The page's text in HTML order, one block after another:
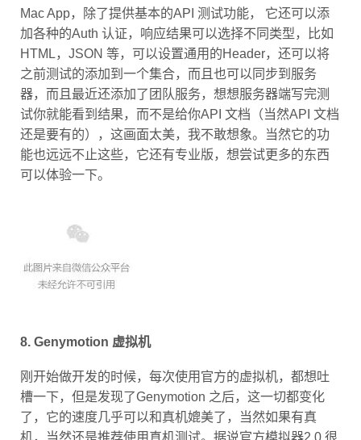
Mac App，除了提供基本的API 测试功能， 它还可以添
加各种的Auth 认证，响应结果可以选择不同类型，比如
HTML，JSON 等，可以设置通用的Header，还可以将
之前测试的添加到一个集合，而且也可以同步到服务
器，而且最近还添加了团队服务，想想服务器端写完测
试你就能看到结果，而不是给你API 文档（当然API 文档
还是要有的），这画面太美，我不敢想象。当然它的功
能也远远不止这些，它还有专业版，想尝试更多的东西
可以体验一下。
8. Genymotion 虚拟机
刚开始做开发的时候，每次使用官方的虚拟机，都想吐
槽一下，但是发现了Genymotion 之后，这一切都变化
了，它的速度几乎可以和真机媲美了，当然如果有真
机，当然还是推荐使用真机测试。据说官方模拟器2.0 很